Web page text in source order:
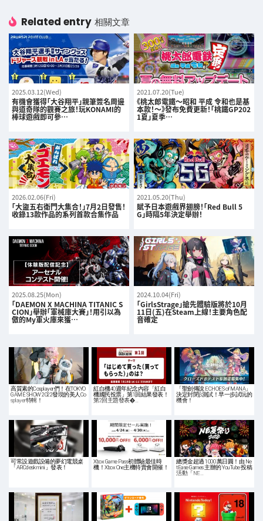
Related entry 相關文章
2025.03.12(Wed)
有機會獲得「大谷翔平」親筆簽名周邊
與道奇隊的觀賽之旅！玩KONAMI的
棒球遊戲即可參…
2021.07.20(Tue)
《桃太郎電鐵～昭和 平成 令和也是基
本款！～》發布免費更新！「桃鐵GP202
1夏」夏季…
2026.02.06(Fri)
「大盜五右衛門大集合！」7月2日發售！
收錄13款作品的系列首款合集作品
2021.05.20(Thu)
賦予日本遊戲界翅膀！「Red Bull 5
G」時隔5年決定舉辦！
2025.08.25(Mon)
「DAEMON X MACHINA TITANIC S
CION」舉辦「軍械庫大賽」！用引以為
傲的My軍火庫來獲…
2024.10.04(Fri)
「GirlsStrage」搶先體驗版將於10月
11日(五)在Steam上線！主要角色配
音確定
高質素的Cosplayer們！在TOKYO
GAME SHOW 2022發現的美人Co
splayer特輯！
紅白機40週年紀念內容「紅白
機國民投票」第1回結果發表！
第2回主題發表�…
「聖劍傳說 ECHOES of MANA」
決定封閉β測試！早一步試玩的
機會！
可常設遊戲設備的夢幻電競桌
「ARCdesk mini」發表！
Xbox Game Pass初體驗最佳時
機！Xbox One主機特賣會開催！
總獎金超過 1000 萬日圓！由 Ne
tEase Games 主辦的 YouTube 投稿
活動「NE…